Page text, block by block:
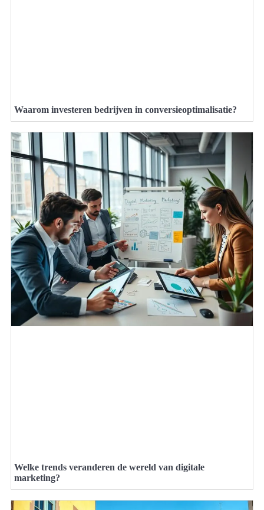
Waarom investeren bedrijven in conversieoptimalisatie?
Welke trends veranderen de wereld van digitale
marketing?